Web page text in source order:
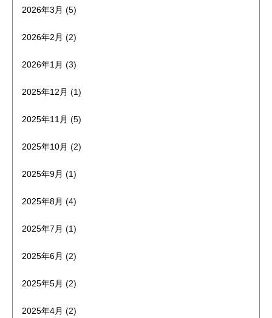
2026年3月 (5)
2026年2月 (2)
2026年1月 (3)
2025年12月 (1)
2025年11月 (5)
2025年10月 (2)
2025年9月 (1)
2025年8月 (4)
2025年7月 (1)
2025年6月 (2)
2025年5月 (2)
2025年4月 (2)